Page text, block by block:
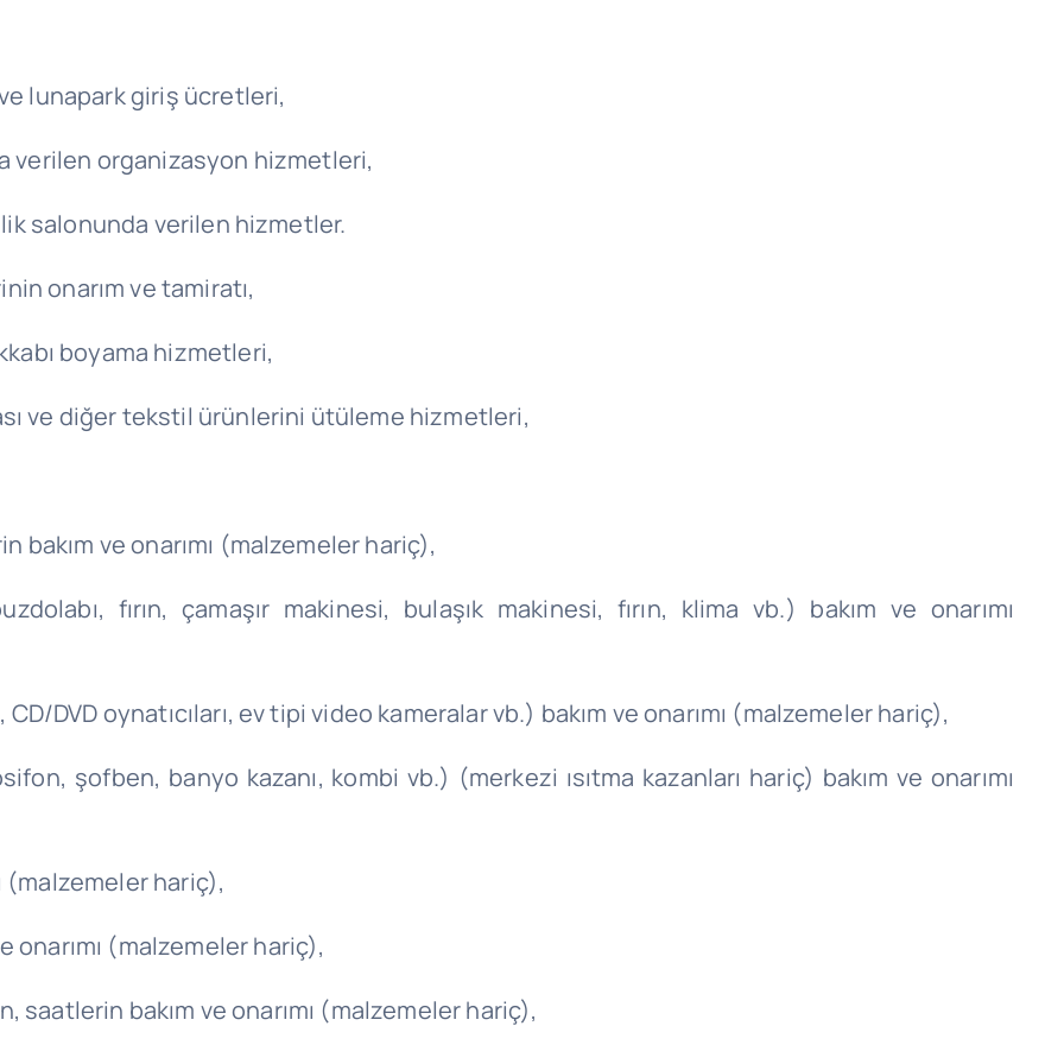
lunapark giriş ücretleri,
verilen organizasyon hizmetleri,
salonunda verilen hizmetler.
onarım ve tamiratı,
boyama hizmetleri,
ve diğer tekstil ürünlerini ütüleme hizmetleri,
ve onarımı (malzemeler hariç),
fırın, çamaşır makinesi, bulaşık makinesi, fırın, klima vb.) bakım ve onarımı
DVD oynatıcıları, ev tipi video kameralar vb.) bakım ve onarımı (malzemeler hariç),
şofben, banyo kazanı, kombi vb.) (merkezi ısıtma kazanları hariç) bakım ve onarımı
(malzemeler hariç),
onarımı (malzemeler hariç),
bakım ve onarımı (malzemeler hariç),